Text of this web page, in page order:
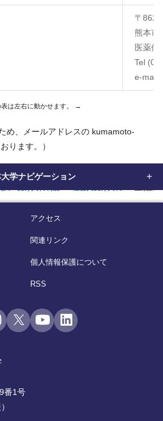
〒862-
熊本市
医薬保
Tel
e-mail
め、メールアドレスの kumamoto-
ります。）
学ナビゲーション
番1号
アクセス
関連リンク
個人情報保護について
RSS